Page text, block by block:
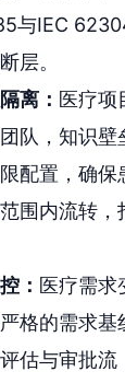
与IEC
层。
离： 医疗项
队，知识壁
配置，确保
围内流转，
： 医疗需求
格的需求基
估与审批流